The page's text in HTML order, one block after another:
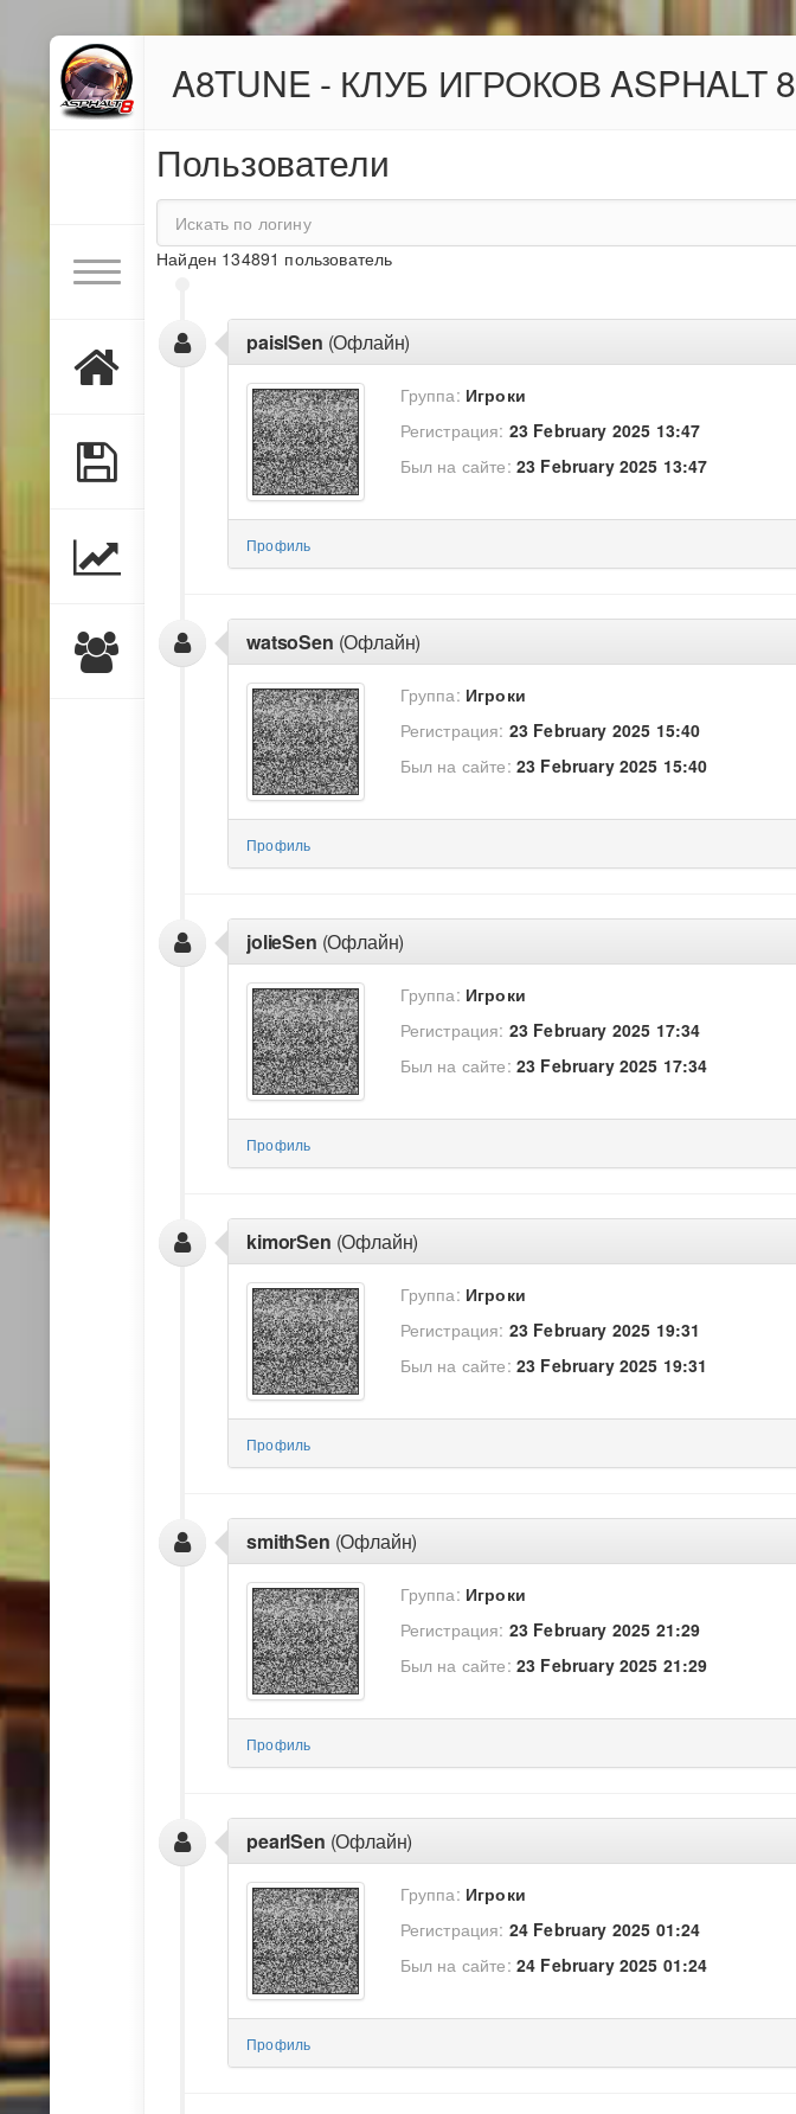
A8TUNE - КЛУБ ИГРОКОВ ASPHALT 8
Пользователи
Найден 134891 пользователь
paislSen (Офлайн)
Группа: Игроки
Регистрация: 23 February 2025 13:47
Был на сайте: 23 February 2025 13:47
Профиль
watsoSen (Офлайн)
Группа: Игроки
Регистрация: 23 February 2025 15:40
Был на сайте: 23 February 2025 15:40
Профиль
jolieSen (Офлайн)
Группа: Игроки
Регистрация: 23 February 2025 17:34
Был на сайте: 23 February 2025 17:34
Профиль
kimorSen (Офлайн)
Группа: Игроки
Регистрация: 23 February 2025 19:31
Был на сайте: 23 February 2025 19:31
Профиль
smithSen (Офлайн)
Группа: Игроки
Регистрация: 23 February 2025 21:29
Был на сайте: 23 February 2025 21:29
Профиль
pearlSen (Офлайн)
Группа: Игроки
Регистрация: 24 February 2025 01:24
Был на сайте: 24 February 2025 01:24
Профиль